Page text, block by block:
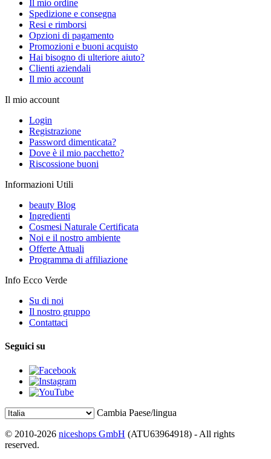
Il mio ordine
Spedizione e consegna
Resi e rimborsi
Opzioni di pagamento
Promozioni e buoni acquisto
Hai bisogno di ulteriore aiuto?
Clienti aziendali
Il mio account
Il mio account
Login
Registrazione
Password dimenticata?
Dove è il mio pacchetto?
Riscossione buoni
Informazioni Utili
beauty Blog
Ingredienti
Cosmesi Naturale Certificata
Noi e il nostro ambiente
Offerte Attuali
Programma di affiliazione
Info Ecco Verde
Su di noi
Il nostro gruppo
Contattaci
Seguici su
Cambia Paese/lingua
© 2010-2026 niceshops GmbH (ATU63964918) - All rights
reserved.